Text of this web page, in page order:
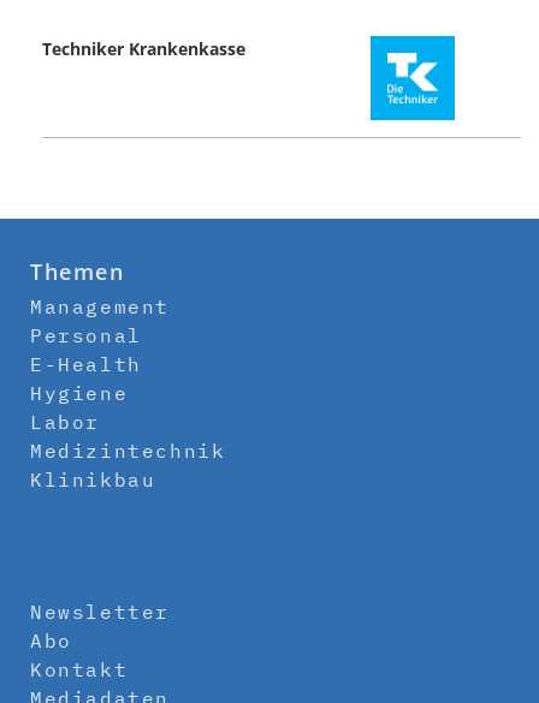
Techniker Krankenkasse
Themen
Management
Personal
E-Health
Hygiene
Labor
Medizintechnik
Klinikbau
Newsletter
Abo
Kontakt